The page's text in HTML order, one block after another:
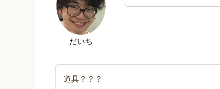
だいち
道具？？？